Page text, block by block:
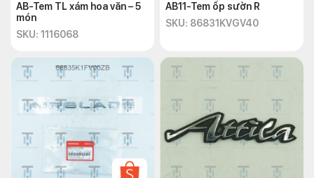
AB-Tem TL xám hoa văn – 5
món
SKU: 1116068
AB11-Tem ốp sườn R
SKU: 86831KVGV40